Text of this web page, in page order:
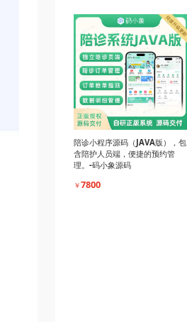
陪诊小程序源码（JAVA版），包
含陪护人员端，便捷的预约管
理。-码小象源码
￥7800